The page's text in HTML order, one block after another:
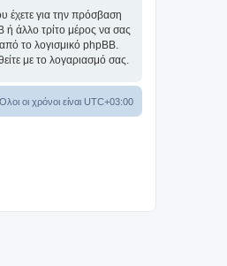
έχετε για την πρόσβαση
ή άλλο τρίτο μέρος να σας
το λογισμικό phpBB.
με το λογαριασμό σας.
Όλοι οι χρόνοι είναι UTC+03:00